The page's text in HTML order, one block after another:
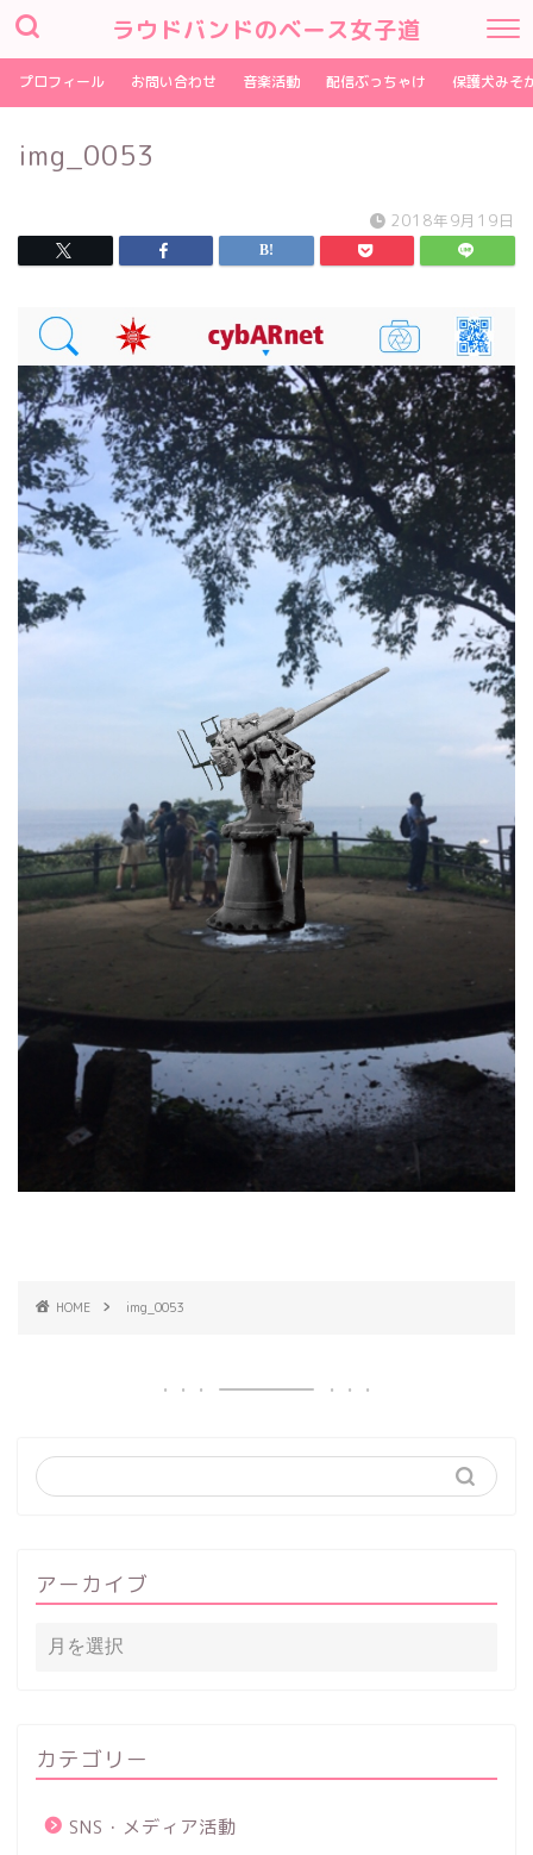
ラウドバンドのベース女子道
プロフィール お問い合わせ 音楽活動 配信ぶっちゃけ 保護犬みそ
img_0053
2018年9月19日
HOME img_0053
アーカイブ
カテゴリー
SNS・メディア活動